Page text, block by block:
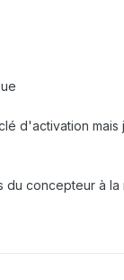
d'activation mais
concepteur à